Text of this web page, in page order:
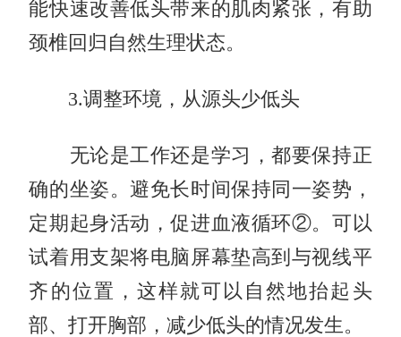
能快速改善低头带来的肌肉紧张，有助
颈椎回归自然生理状态。
3.调整环境，从源头少低头
无论是工作还是学习，都要保持正
确的坐姿。避免长时间保持同一姿势，
定期起身活动，促进血液循环②。可以
试着用支架将电脑屏幕垫高到与视线平
齐的位置，这样就可以自然地抬起头
部、打开胸部，减少低头的情况发生。